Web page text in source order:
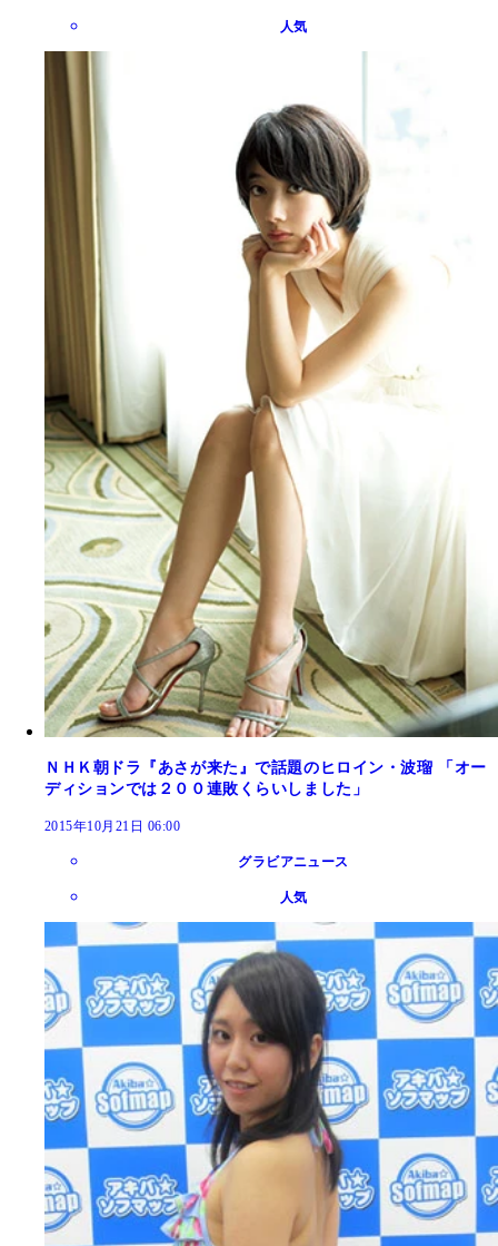
人気
ＮＨＫ朝ドラ『あさが来た』で話題のヒロイン・波瑠 「オー
ディションでは２００連敗くらいしました」
2015年10月21日 06:00
グラビアニュース
人気